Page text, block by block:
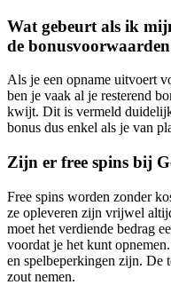
Wat gebeurt als ik
de
Als je een opname uitvoert
ben je vaak al je resterend
kwijt. Dit is vermeld
bonus dus enkel als je van
Zijn er free spins bij
Free spins worden zonder
ze opleveren zijn vrijwel
moet het verdiende bedrag
voordat je het kunt
en spelbeperkingen zijn. De
zout nemen.